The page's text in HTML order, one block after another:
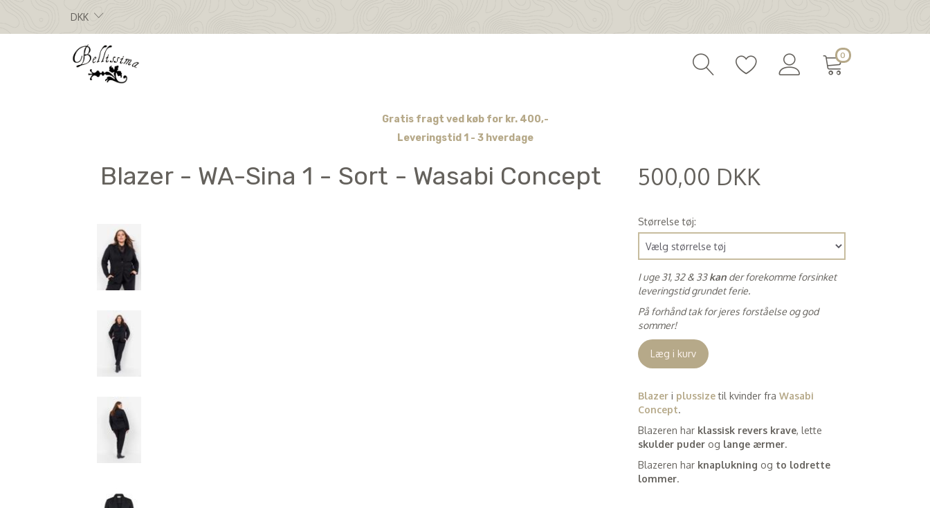
DKK
0
Gratis fragt ved køb for kr. 400,-
Leveringstid 1 - 3 hverdage
Blazer - WA-Sina 1 - Sort - Wasabi Concept 500,00 DKK
Størrelse tøj:
I uge 31, 32 & 33kan der forekomme forsinket
leveringstid grundet ferie.
På forhånd tak for jeres forståelse og god
sommer!
Læg i kurv
Blazer i plussize til kvinder fra Wasabi
Concept.
Blazeren har klassisk revers krave, lette
skulder puder og lange ærmer.
Blazeren har knaplukning og to lodrette
lommer.